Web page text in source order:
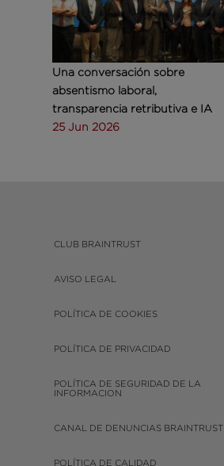
Una conversación sobre
absentismo laboral,
transparencia retributiva e IA
25 Jun 2026
CLUB BRAINTRUST
AVISO LEGAL
POLÍTICA DE COOKIES
POLÍTICA DE PRIVACIDAD
POLÍTICA DE SEGURIDAD DE LA
INFORMACION
CANAL DE DENUNCIAS BRAINTRUST
POLÍTICA DE CALIDAD